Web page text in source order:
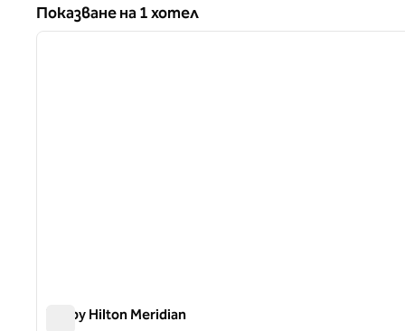
Показване на 1 хотел
Показване на 1 хотел
1 от 8
Tru by Hilton Meridian